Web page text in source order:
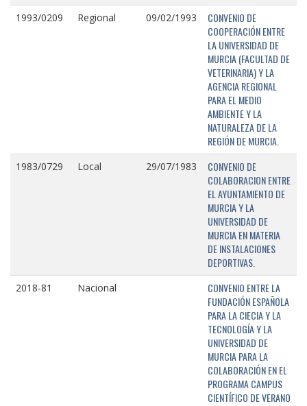
1993/0209 Regional 09/02/1993
CONVENIO DE
COOPERACIÓN ENTRE
LA UNIVERSIDAD DE
MURCIA (FACULTAD DE
VETERINARIA) Y LA
AGENCIA REGIONAL
PARA EL MEDIO
AMBIENTE Y LA
NATURALEZA DE LA
REGIÓN DE MURCIA.
1983/0729 Local 29/07/1983
CONVENIO DE
COLABORACION ENTRE
EL AYUNTAMIENTO DE
MURCIA Y LA
UNIVERSIDAD DE
MURCIA EN MATERIA
DE INSTALACIONES
DEPORTIVAS.
2018-81 Nacional
CONVENIO ENTRE LA
FUNDACIÓN ESPAÑOLA
PARA LA CIECIA Y LA
TECNOLOGÍA Y LA
UNIVERSIDAD DE
MURCIA PARA LA
COLABORACIÓN EN EL
PROGRAMA CAMPUS
CIENTÍFICO DE VERANO